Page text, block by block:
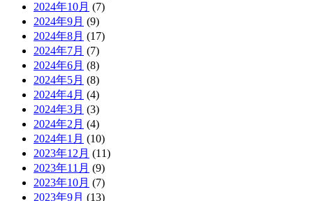
2024年10月 (7)
2024年9月 (9)
2024年8月 (17)
2024年7月 (7)
2024年6月 (8)
2024年5月 (8)
2024年4月 (4)
2024年3月 (3)
2024年2月 (4)
2024年1月 (10)
2023年12月 (11)
2023年11月 (9)
2023年10月 (7)
2023年9月 (13)